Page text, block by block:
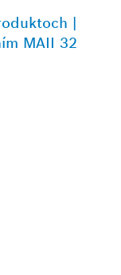
|
MAII 32